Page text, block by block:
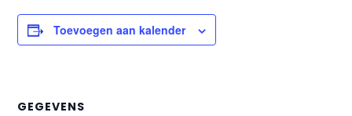
Toevoegen aan kalender
GEGEVENS